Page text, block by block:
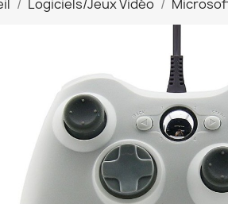
Logiciels/Jeux Vidéo